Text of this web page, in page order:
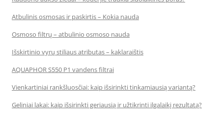
Atbulinis osmosas ir paskirtis – Kokia nauda
Osmoso filtrų – atbulinio osmoso nauda
Išskirtinio vyrų stiliaus atributas – kaklaraištis
AQUAPHOR S550 P1 vandens filtrai
Vienkartiniai rankšluosčiai: kaip išsirinkti tinkamiausią variantą?
Geliniai lakai: kaip išsirinkti geriausią ir užtikrinti ilgalaikį rezultatą?